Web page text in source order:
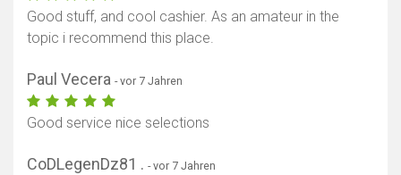
Good stuff, and cool cashier. As an amateur in the
topic i recommend this place.
Paul Vecera - vor 7 Jahren
Good service nice selections
CoDLegenDz81 . - vor 7 Jahren